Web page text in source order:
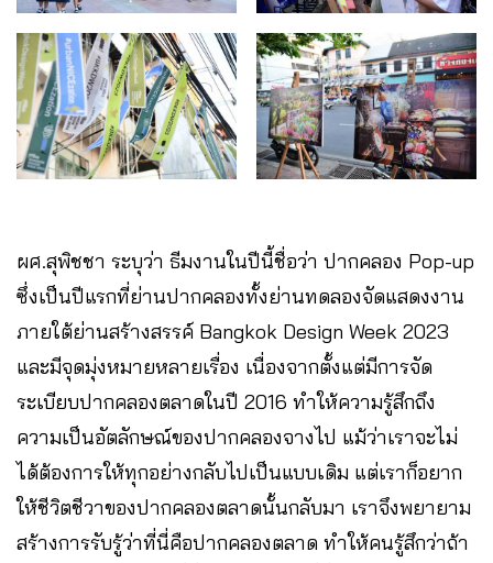
ผศ.สุพิชชา ระบุว่า ธีมงานในปีนี้ชื่อว่า ปากคลอง Pop-up
ซึ่งเป็นปีแรกที่ย่านปากคลองทั้งย่านทดลองจัดแสดงงาน
ภายใต้ย่านสร้างสรรค์ Bangkok Design Week 2023
และมีจุดมุ่งหมายหลายเรื่อง เนื่องจากตั้งแต่มีการจัด
ระเบียบปากคลองตลาดในปี 2016 ทำให้ความรู้สึกถึง
ความเป็นอัตลักษณ์ของปากคลองจางไป แม้ว่าเราจะไม่
ได้ต้องการให้ทุกอย่างกลับไปเป็นแบบเดิม แต่เราก็อยาก
ให้ชีวิตชีวาของปากคลองตลาดนั้นกลับมา เราจึงพยายาม
สร้างการรับรู้ว่าที่นี่คือปากคลองตลาด ทำให้คนรู้สึกว่าถ้า